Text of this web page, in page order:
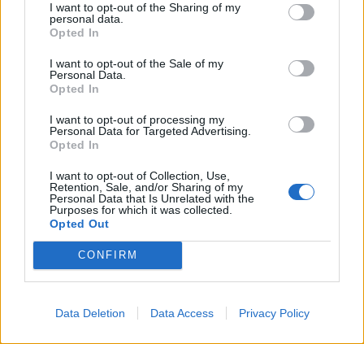
I want to opt-out of the Sharing of my
personal data.
Opted In
I want to opt-out of the Sale of my
Personal Data.
Opted In
I want to opt-out of processing my
Personal Data for Targeted Advertising.
Opted In
I want to opt-out of Collection, Use,
Retention, Sale, and/or Sharing of my
Personal Data that Is Unrelated with the
Purposes for which it was collected.
Opted Out
CONFIRM
Data Deletion Data Access Privacy Policy
PLUS
Satser på Sting, øker
salget